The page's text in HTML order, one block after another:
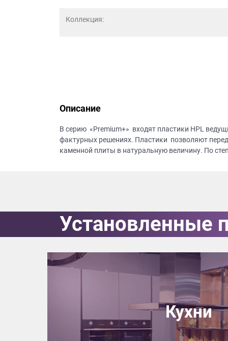
Коллекция:
Описание
В серию «Premium+» входят пластики HPL
фактурных решениях. Пластики позволяют
каменной плиты в натуральную величину. По
Установленные
Кухни